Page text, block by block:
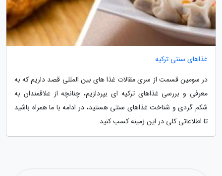
غذاهای سنتی ترکیه
در سومین قسمت از سری مقالات غذا های بین المللی قصد داریم که به
معرفی و بررسی غذاهای ترکیه ای بپردازیم، چنانچه از علاقمندان به
شکم گردی و شناخت غذاهای سنتی هستید، در ادامه با ما همراه باشید
تا اطلاعاتی کلی در این زمینه کسب کنید.